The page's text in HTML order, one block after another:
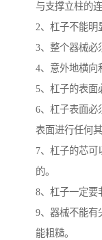
与支撑立柱的
2、杠子不能明
3、整个器械必
4、意外地横向
5、杠子的表面
6、杠子表面必
表面进行任何其
7、杠子的芯可
的。
8、杠子一定要
9、器械不能有
能粗糙。